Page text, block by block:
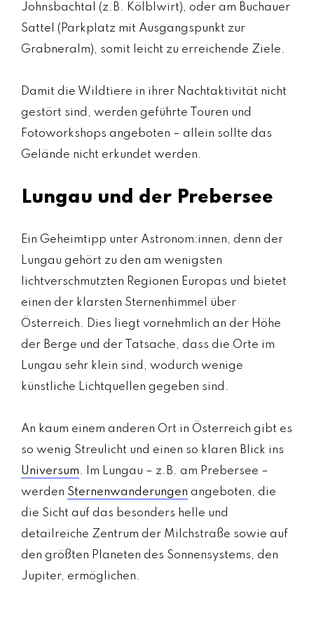
Johnsbachtal (z.B. Kölblwirt), oder am Buchauer
Sattel (Parkplatz mit Ausgangspunkt zur
Grabneralm), somit leicht zu erreichende Ziele.
Damit die Wildtiere in ihrer Nachtaktivität nicht
gestört sind, werden geführte Touren und
Fotoworkshops angeboten – allein sollte das
Gelände nicht erkundet werden.
Lungau und der Prebersee
Ein Geheimtipp unter Astronom:innen, denn der
Lungau gehört zu den am wenigsten
lichtverschmutzten Regionen Europas und bietet
einen der klarsten Sternenhimmel über
Österreich. Dies liegt vornehmlich an der Höhe
der Berge und der Tatsache, dass die Orte im
Lungau sehr klein sind, wodurch wenige
künstliche Lichtquellen gegeben sind.
An kaum einem anderen Ort in Österreich gibt es
so wenig Streulicht und einen so klaren Blick ins
Universum. Im Lungau – z.B. am Prebersee –
werden Sternenwanderungen angeboten, die
die Sicht auf das besonders helle und
detailreiche Zentrum der Milchstraße sowie auf
den größten Planeten des Sonnensystems, den
Jupiter, ermöglichen.